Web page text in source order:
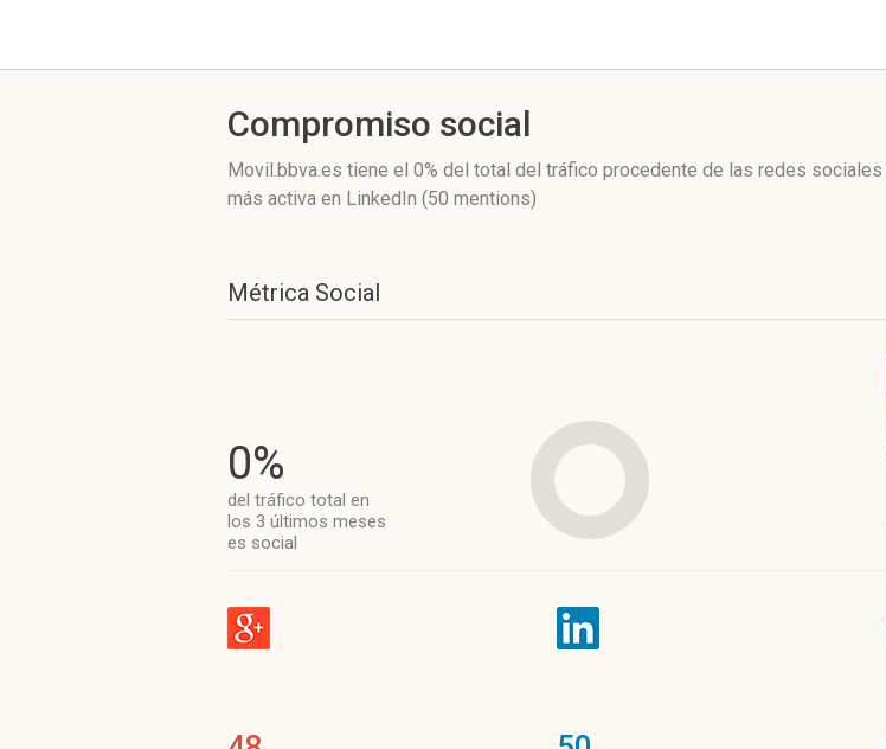
Compromiso social
Movil.bbva.es tiene el 0% del total del tráfico procedente de las redes sociales
más activa en LinkedIn (50 mentions)
Métrica Social
0%
del tráfico total en
los 3 últimos meses
es social